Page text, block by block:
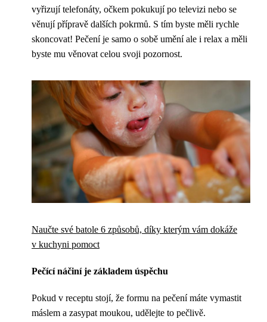
vyřizují telefonáty, očkem pokukují po televizi nebo se
věnují přípravě dalších pokrmů. S tím byste měli rychle
skoncovat! Pečení je samo o sobě umění ale i relax a měli
byste mu věnovat celou svoji pozornost.
Naučte své batole 6 způsobů, díky kterým vám dokáže
v kuchyni pomoct
Pečící náčiní je základem úspěchu
Pokud v receptu stojí, že formu na pečení máte vymastit
máslem a zasypat moukou, udělejte to pečlivě.